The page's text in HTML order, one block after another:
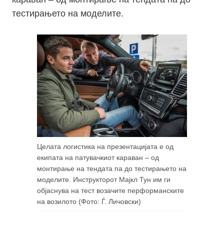
тестирањето на моделите.
Целата логистика на презентацијата е од
екипата на патувачкиот караван – од
монтирање на тендата па до тестирањето на
моделите. Инструкторот Мајкл Тун им ги
објаснува на тест возачите перформанските
на возилото (Фото: Ѓ. Личовски)